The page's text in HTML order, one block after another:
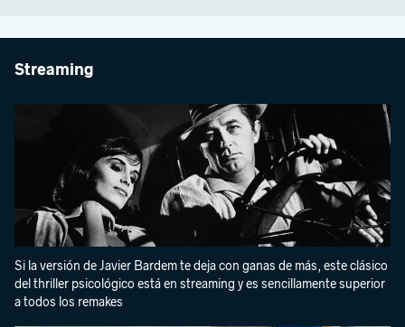
Streaming
Si la versión de Javier Bardem te deja con ganas de más, este clásico
del thriller psicológico está en streaming y es sencillamente superior
a todos los remakes